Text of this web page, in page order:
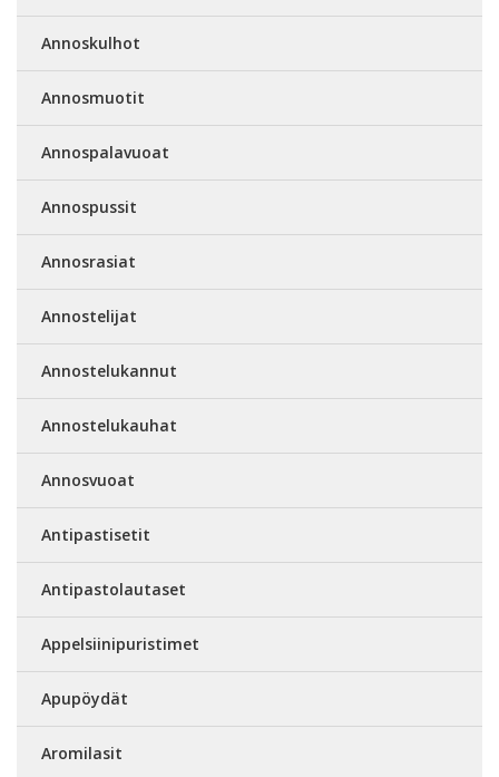
Annoskulhot
Annosmuotit
Annospalavuoat
Annospussit
Annosrasiat
Annostelijat
Annostelukannut
Annostelukauhat
Annosvuoat
Antipastisetit
Antipastolautaset
Appelsiinipuristimet
Apupöydät
Aromilasit